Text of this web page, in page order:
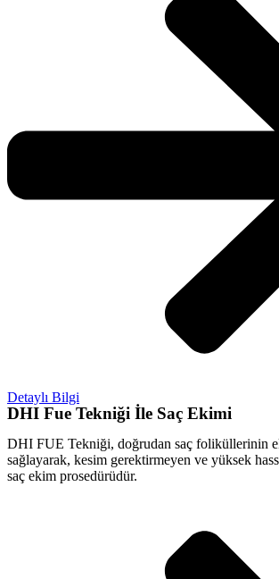
Detaylı Bilgi
DHI Fue Tekniği İle Saç Ekimi
DHI FUE Tekniği, doğrudan saç foliküllerinin
sağlayarak, kesim gerektirmeyen ve yüksek
saç ekim prosedürüdür.